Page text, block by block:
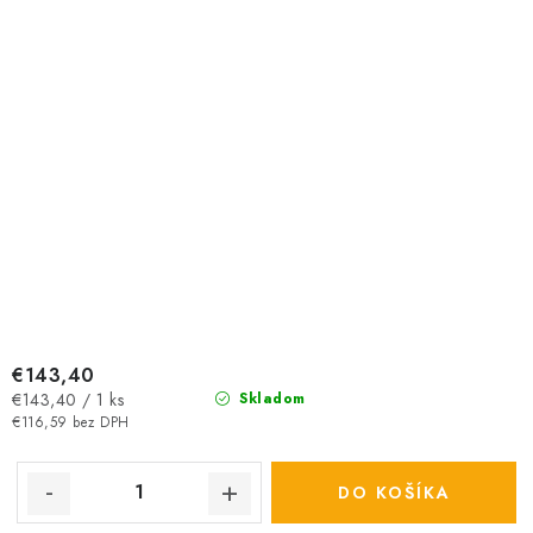
Skladom
€116,59 bez DPH
€143,40
Jednotková
cena:
€143,40 / 1 ks
DO KOŠÍKA